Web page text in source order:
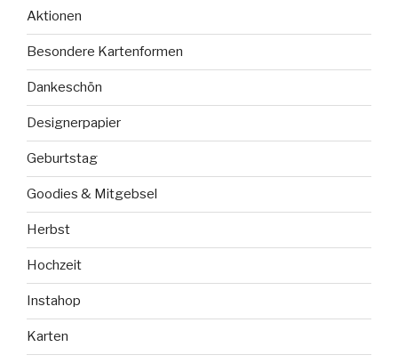
Aktionen
Besondere Kartenformen
Dankeschön
Designerpapier
Geburtstag
Goodies & Mitgebsel
Herbst
Hochzeit
Instahop
Karten